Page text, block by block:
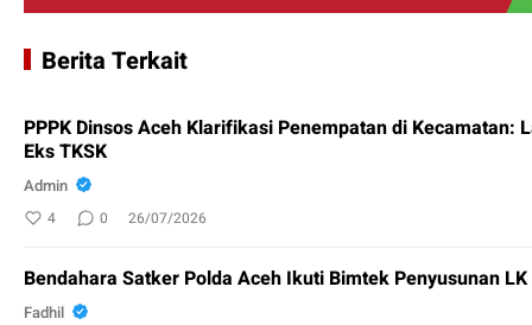
Berita Terkait
PPPK Dinsos Aceh Klarifikasi Penempatan di Kecamatan:
Eks TKSK
Admin
4 0 26/07/2026
Bendahara Satker Polda Aceh Ikuti Bimtek Penyusunan LK
Fadhil